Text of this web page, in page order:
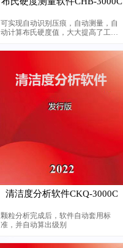
可实现自动识别压痕，自动测量，自
动计算布氏硬度值，大大提高了工作
清洁度分析软件CKQ-3000C
颗粒分析完成后，软件自动套用标
准，并自动算出级别